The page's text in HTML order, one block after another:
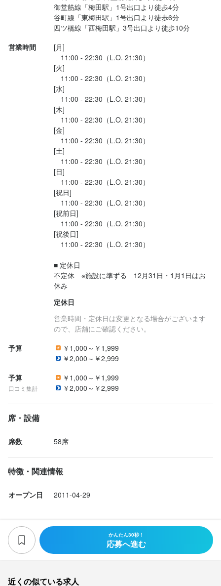
御堂筋線「梅田駅」1号出口より徒歩4分
谷町線「東梅田駅」1号出口より徒歩6分
営業時間
[月]
11:00 - 22:30（L.O. 21:30）
[火]
11:00 - 22:30（L.O. 21:30）
[水]
11:00 - 22:30（L.O. 21:30）
[木]
11:00 - 22:30（L.O. 21:30）
[金]
11:00 - 22:30（L.O. 21:30）
[土]
11:00 - 22:30（L.O. 21:30）
[日]
11:00 - 22:30（L.O. 21:30）
[祝日]
11:00 - 22:30（L.O. 21:30）
[祝前日]
11:00 - 22:30（L.O. 21:30）
[祝後日]
11:00 - 22:30（L.O. 21:30）
■ 定休日
不定休　※施設に準ずる　12月31日・1月1日はお
休み
定休日
営業時間・定休日は変更となる場合がございます
ので、店舗にご確認ください。
予算
￥1,000～￥1,999
￥2,000～￥2,999
予算
口コミ集計
￥1,000～￥1,999
￥2,000～￥2,999
席・設備
席数 58席
特徴・関連情報
オープン日 2011-04-29
かんたん30秒！
応募へ進む
近くの似ている求人
Muu Muu Diner 梅田NU茶屋町プラス店
大阪府大阪市北区茶屋町8-26 NU茶屋町プラス 3F
法人名・事業者名
ソルトコンソーシアム（株）
最終更新日2026/01/03